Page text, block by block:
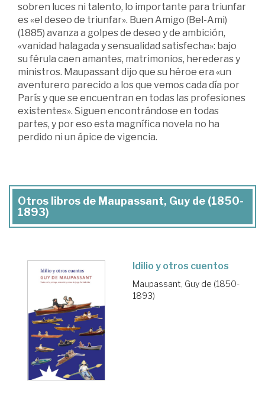
sobren luces ni talento, lo importante para triunfar
es «el deseo de triunfar». Buen Amigo (Bel-Ami)
(1885) avanza a golpes de deseo y de ambición,
«vanidad halagada y sensualidad satisfecha»: bajo
su férula caen amantes, matrimonios, herederas y
ministros. Maupassant dijo que su héroe era «un
aventurero parecido a los que vemos cada día por
París y que se encuentran en todas las profesiones
existentes». Siguen encontrándose en todas
partes, y por eso esta magnífica novela no ha
perdido ni un ápice de vigencia.
Otros libros de Maupassant, Guy de (1850-
1893)
Idilio y otros cuentos
Maupassant, Guy de (1850-
1893)